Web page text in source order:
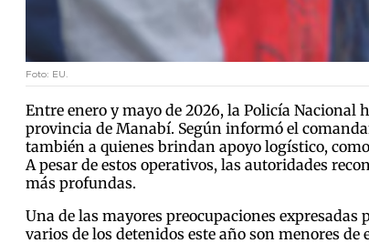
Foto: EU.
Entre enero y mayo de 2026, la Policía
provincia de Manabí. Según informó el
también a quienes brindan apoyo logístico,
A pesar de estos operativos, las autoridades
más profundas.
Una de las mayores preocupaciones
varios de los detenidos este año son menores